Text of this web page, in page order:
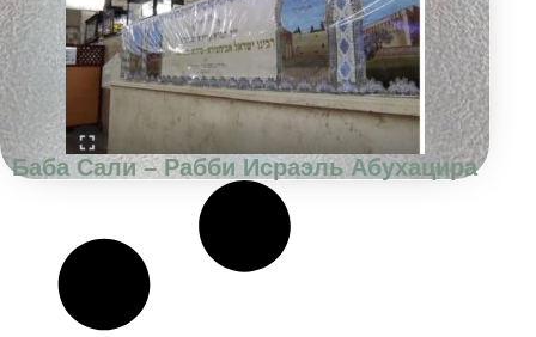
Баба Сали – Рабби Исраэль Абухацира